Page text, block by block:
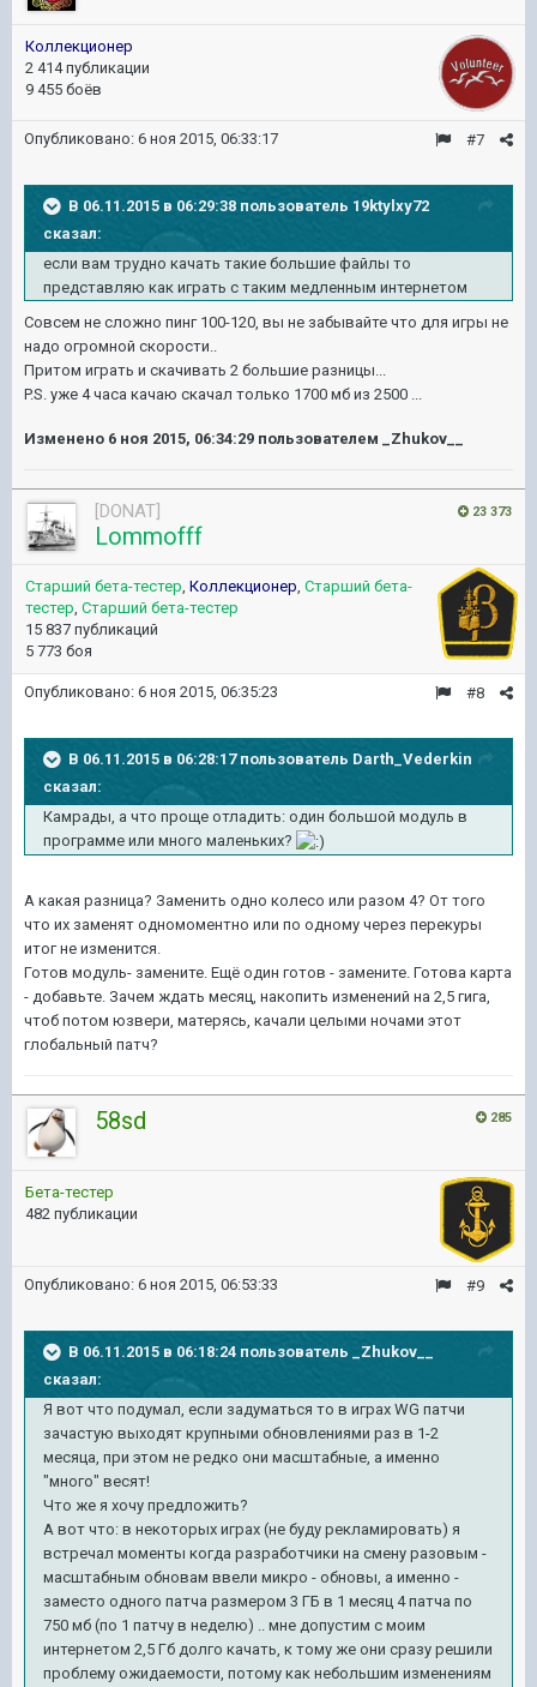
Коллекционер
2 414 публикации
9 455 боёв
#7
Опубликовано: 6 ноя 2015, 06:33:17
В 06.11.2015 в 06:29:38 пользователь 19ktylxy72
сказал:
если вам трудно качать такие большие файлы то
представляю как играть с таким медленным интернетом
Совсем не сложно пинг 100-120, вы не забывайте что для игры не
надо огромной скорости..
Притом играть и скачивать 2 большие разницы...
P.S. уже 4 часа качаю скачал только 1700 мб из 2500 ...
Изменено 6 ноя 2015, 06:34:29 пользователем _Zhukov__
23 373
[DONAT]
Lommofff
Старший бета-тестер, Коллекционер, Старший бета-
тестер, Старший бета-тестер
15 837 публикаций
5 773 боя
#8
Опубликовано: 6 ноя 2015, 06:35:23
В 06.11.2015 в 06:28:17 пользователь Darth_Vederkin
сказал:
Камрады, а что проще отладить: один большой модуль в
программе или много маленьких?
А какая разница? Заменить одно колесо или разом 4? От того
что их заменят одномоментно или по одному через перекуры
итог не изменится.
Готов модуль- замените. Ещё один готов - замените. Готова карта
- добавьте. Зачем ждать месяц, накопить изменений на 2,5 гига,
чтоб потом юзвери, матерясь, качали целыми ночами этот
глобальный патч?
285
58sd
Бета-тестер
482 публикации
#9
Опубликовано: 6 ноя 2015, 06:53:33
В 06.11.2015 в 06:18:24 пользователь _Zhukov__
сказал:
Я вот что подумал, если задуматься то в играх WG патчи
зачастую выходят крупными обновлениями раз в 1-2
месяца, при этом не редко они масштабные, а именно
"много" весят!
Что же я хочу предложить?
А вот что: в некоторых играх (не буду рекламировать) я
встречал моменты когда разработчики на смену разовым -
масштабным обновам ввели микро - обновы, а именно -
заместо одного патча размером 3 ГБ в 1 месяц 4 патча по
750 мб (по 1 патчу в неделю) .. мне допустим с моим
интернетом 2,5 Гб долго качать, к тому же они сразу решили
проблему ожидаемости, потому как небольшим изменениям